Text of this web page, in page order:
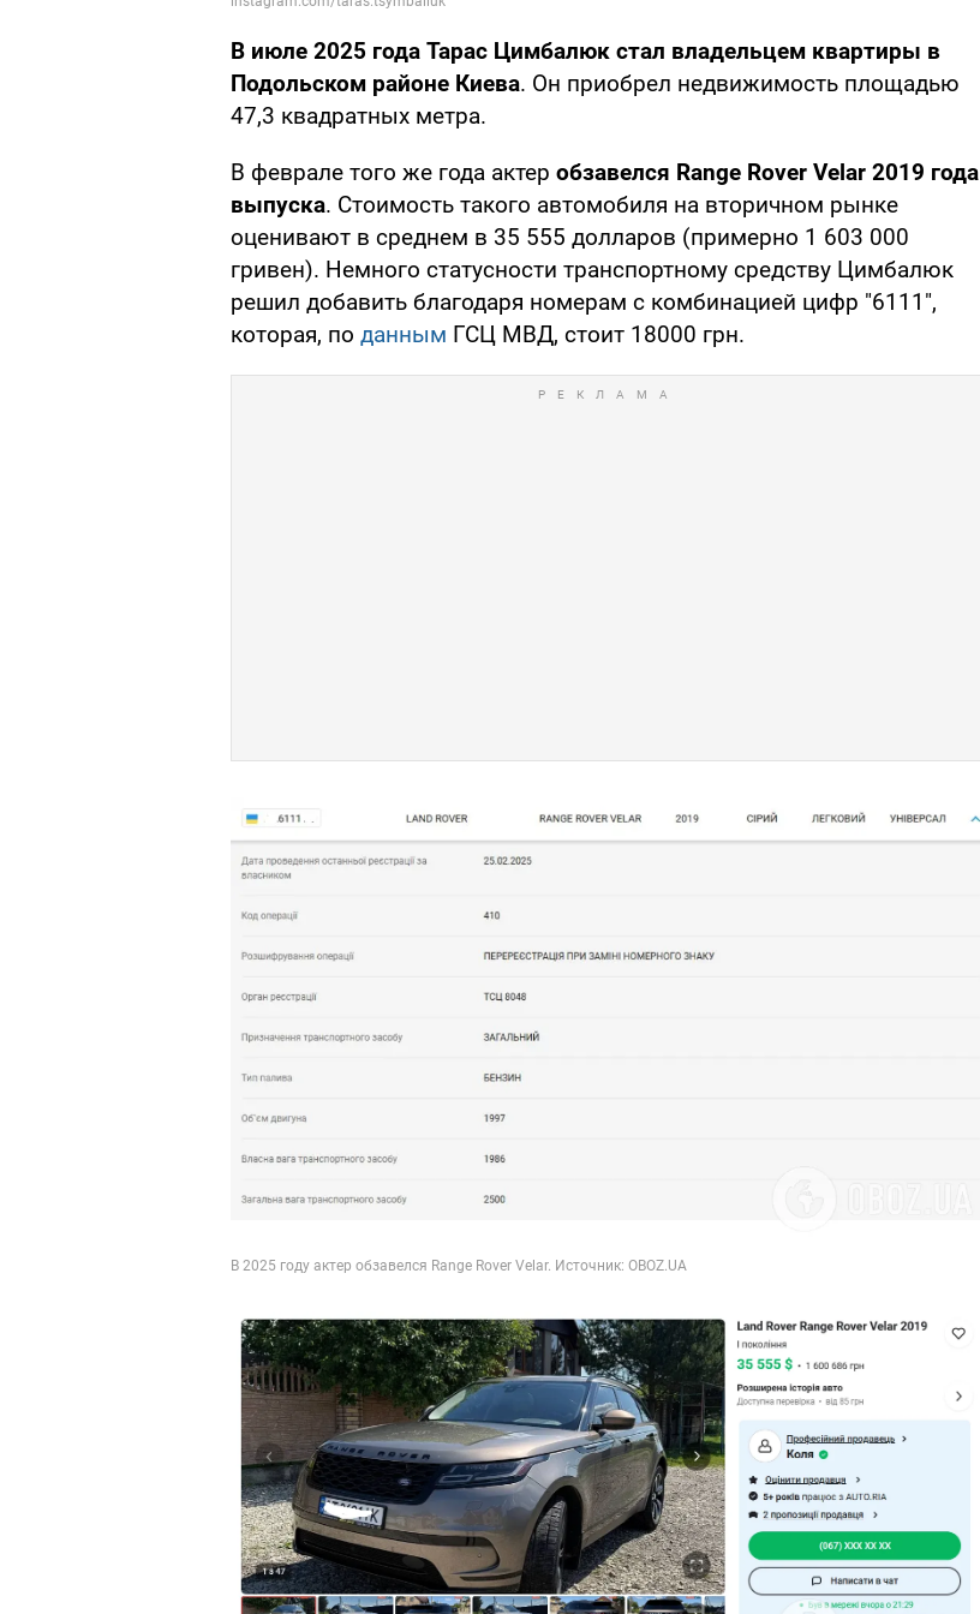
В июле 2025 года Тарас Цимбалюк стал владельцем квартиры в
Подольском районе Киева. Он приобрел недвижимость площадью
47,3 квадратных метра.
В феврале того же года актер обзавелся Range Rover Velar 2019 года
выпуска. Стоимость такого автомобиля на вторичном рынке
оценивают в среднем в 35 555 долларов (примерно 1 603 000
гривен). Немного статусности транспортному средству Цимбалюк
решил добавить благодаря номерам с комбинацией цифр "6111",
которая, по данным ГСЦ МВД, стоит 18000 грн.